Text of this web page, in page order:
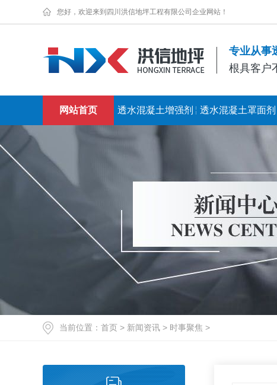
您好，欢迎来到四川洪信地坪工程有限公司企业网站！
专业从事
根具客户
网站首页 透水混凝土增强剂 透水混凝土罩面剂
当前位置： 首页 > 新闻资讯 > 时事聚焦 >